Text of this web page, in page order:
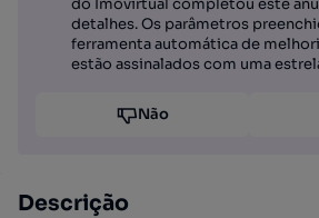
do Imovirtual completou este
detalhes. Os parâmetros
ferramenta automática de
estão assinalados com uma
Não
Descrição